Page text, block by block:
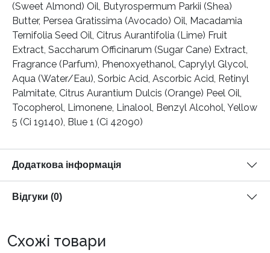
(Sweet Almond) Oil, Butyrospermum Parkii (Shea)
Butter, Persea Gratissima (Avocado) Oil, Macadamia
Ternifolia Seed Oil, Citrus Aurantifolia (Lime) Fruit
Extract, Saccharum Officinarum (Sugar Cane) Extract,
Fragrance (Parfum), Phenoxyethanol, Caprylyl Glycol,
Aqua (Water/Eau), Sorbic Acid, Ascorbic Acid, Retinyl
Palmitate, Citrus Aurantium Dulcis (Orange) Peel Oil,
Tocopherol, Limonene, Linalool, Benzyl Alcohol, Yellow
5 (Ci 19140), Blue 1 (Ci 42090)
Додаткова інформація
Відгуки (0)
Схожі товари